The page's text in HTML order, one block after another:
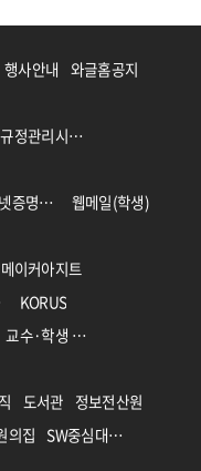
행사안내 와글홈공지
규정관리시스템(통합 후)
인터넷증명발급
웹메일(학생)
메이커아지트
KORUS
교수·학생 교육지원 통합플랫폼
도서관 정보전산원
의집
SW중심대학사업단